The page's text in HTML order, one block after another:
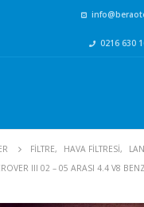
0216 630
FİLTRE, HAVA FİLTRESİ,
III 02 – 05 ARASI 4.4 V8